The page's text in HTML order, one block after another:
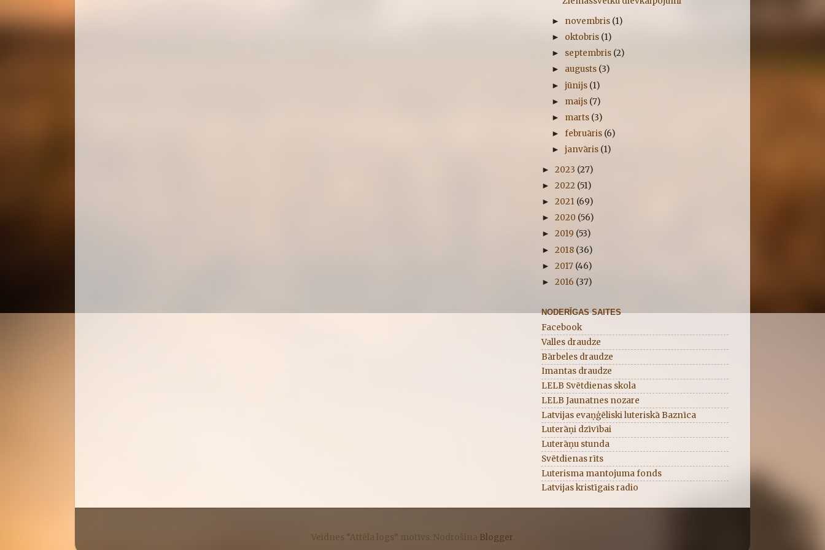
► novembris (1)
► oktobris (1)
► septembris (2)
► augusts (3)
►jūnijs (1)
► maijs (7)
► marts (3)
►februāris (6)
►janvāris (1)
► 2023 (27)
► 2022 (51)
► 2021 (69)
► 2020 (56)
► 2019 (53)
► 2018 (36)
► 2017 (46)
► 2016 (37)
NODERĪGAS SAITES
Facebook
Valles draudze
Bārbeles draudze
Imantas draudze
LELB Svētdienas skola
LELB Jaunatnes nozare
Latvijas evaņģēliski luteriskā Baznīca
Luterāņi dzīvībai
Luterāņu stunda
Svētdienas rīts
Luterisma mantojuma fonds
Latvijas kristīgais radio
Veidnes “Attēla logs” motīvs. Nodrošina Blogger.